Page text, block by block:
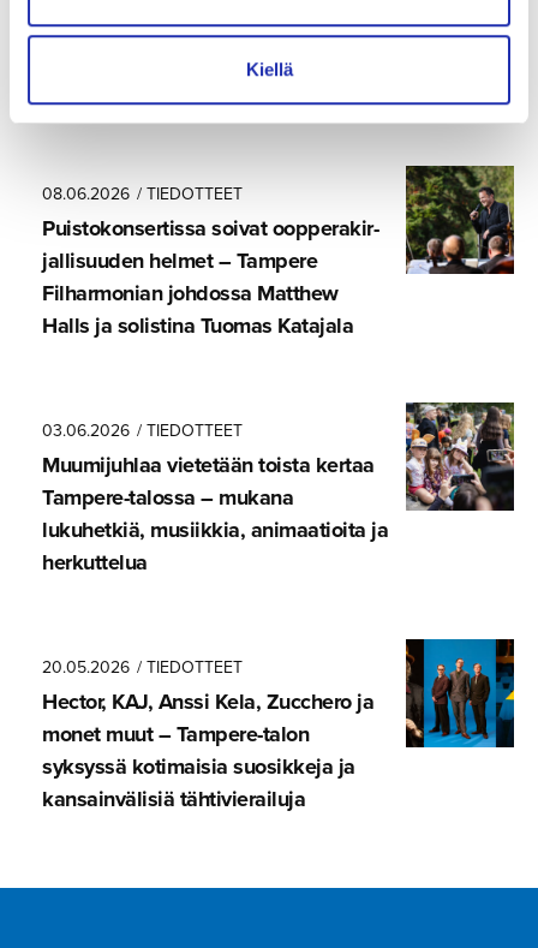
Kiellä
LUE LISÄÄ
08.06.2026 / TIEDOTTEET
Puistokon­ser­tissa soivat oopperakir­
jal­li­suuden helmet – Tampere
Filharmonian johdossa Matthew
Halls ja solistina Tuomas Katajala
03.06.2026 / TIEDOTTEET
Muumijuhlaa vietetään toista kertaa
Tampere-ta­lossa – mukana
lukuhetkiä, musiikkia, animaatioita ja
herkuttelua
20.05.2026 / TIEDOTTEET
Hector, KAJ, Anssi Kela, Zucchero ja
monet muut – Tampere-talon
syksyssä kotimaisia suosikkeja ja
kansainvä­lisiä tähtivie­railuja